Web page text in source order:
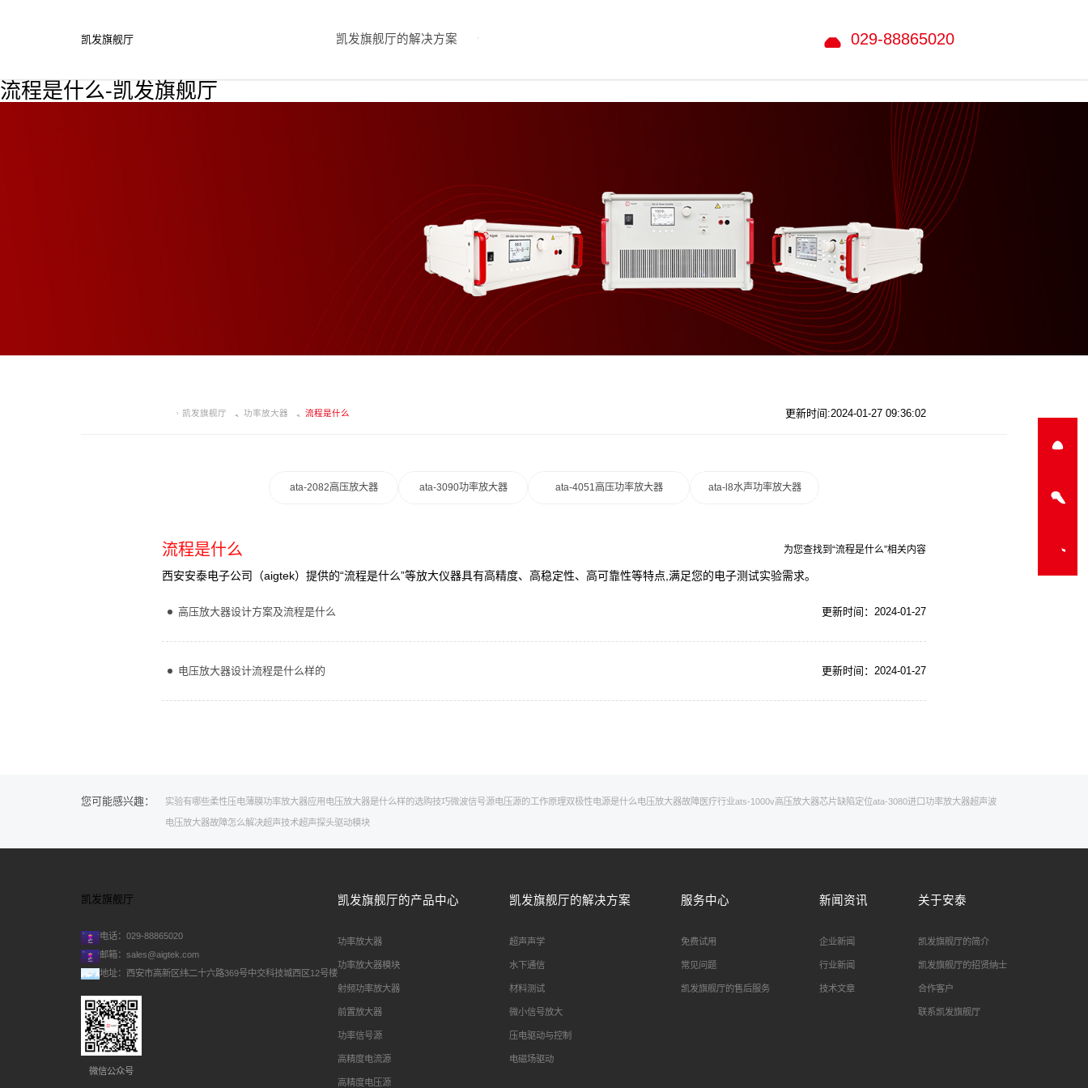
流程是什么-凯发旗舰厅
凯发旗舰厅 凯发旗舰厅的解决方案 029-88865020
凯发旗舰厅 功率放大器 流程是什么 更新时间:2024-01-27 09:36:02
ata-2082高压放大器 ata-3090功率放大器 ata-4051高压功率放大器 ata-l8水声功率放大器
流程是什么 为您查找到“流程是什么”相关内容
西安安泰电子公司（aigtek）提供的“流程是什么”等放大仪器具有高精度、高稳定性、高可靠性等特点,满足您的电子测试实验需求。
高压放大器设计方案及流程是什么 更新时间：2024-01-27
电压放大器设计流程是什么样的 更新时间：2024-01-27
您可能感兴趣： 实验有哪些柔性压电薄膜功率放大器应用 电压放大器是什么样的选购技巧微波信号源电压源的工作原理双极性电源是什么电压放大器故障医疗行业ats-1000v高压放大器芯片缺陷定位ata-3080进口功率放大器超声波
电压放大器故障怎么解决超声技术超声探头驱动模块
凯发旗舰厅
电话：029-88865020
邮箱： sales@aigtek.com
地址：西安市高新区纬二十六路369号中交科技城西区12号楼
微信公众号
凯发旗舰厅的产品中心
功率放大器
功率放大器模块
射频功率放大器
前置放大器
功率信号源
高精度电流源
高精度电压源
凯发旗舰厅的解决方案
超声声学
水下通信
材料测试
微小信号放大
压电驱动与控制
电磁场驱动
服务中心
免费试用
常见问题
凯发旗舰厅的售后服务
新闻资讯
企业新闻
行业新闻
技术文章
关于安泰
凯发旗舰厅的简介
凯发旗舰厅的招贤纳士
合作客户
联系凯发旗舰厅